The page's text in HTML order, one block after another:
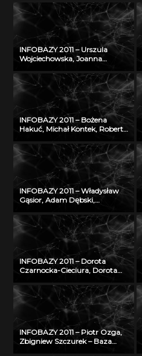
INFOBAZY 2011 – Urszula
Wojciechowska, Joanna
– Informatyczna platforma
naukowa do wymiany wiedzy
o zagrożeniu nowotworami
złośliwymi
INFOBAZY 2011 – Bożena
Hakuć, Michał Kontek, Robert
portal wiedzy, czyli co
możemy znaleźć w
Pomorskiej Bibliotece Cyfrowej
INFOBAZY 2011 – Władysław
Gąsior, Adam Dębski,
bazy danych SURDAT
właściwości
fizykochemicznych metali i
stopów
INFOBAZY 2011 – Dorota
Czarnocka-Cieciura, Dorota
Repozytorium Cyfrowe
Instytutów Naukowych – coś
więcej niż Biblioteka Cyfrowa
INFOBAZY 2011 – Piotr Ozga,
Zbigniew Szczurek – Baza